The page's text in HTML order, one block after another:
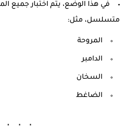
في هذا الوضع، يتم اختبار جميع
متسلسل، مثل:
المروحة
الدامبر
السخان
الضاغط